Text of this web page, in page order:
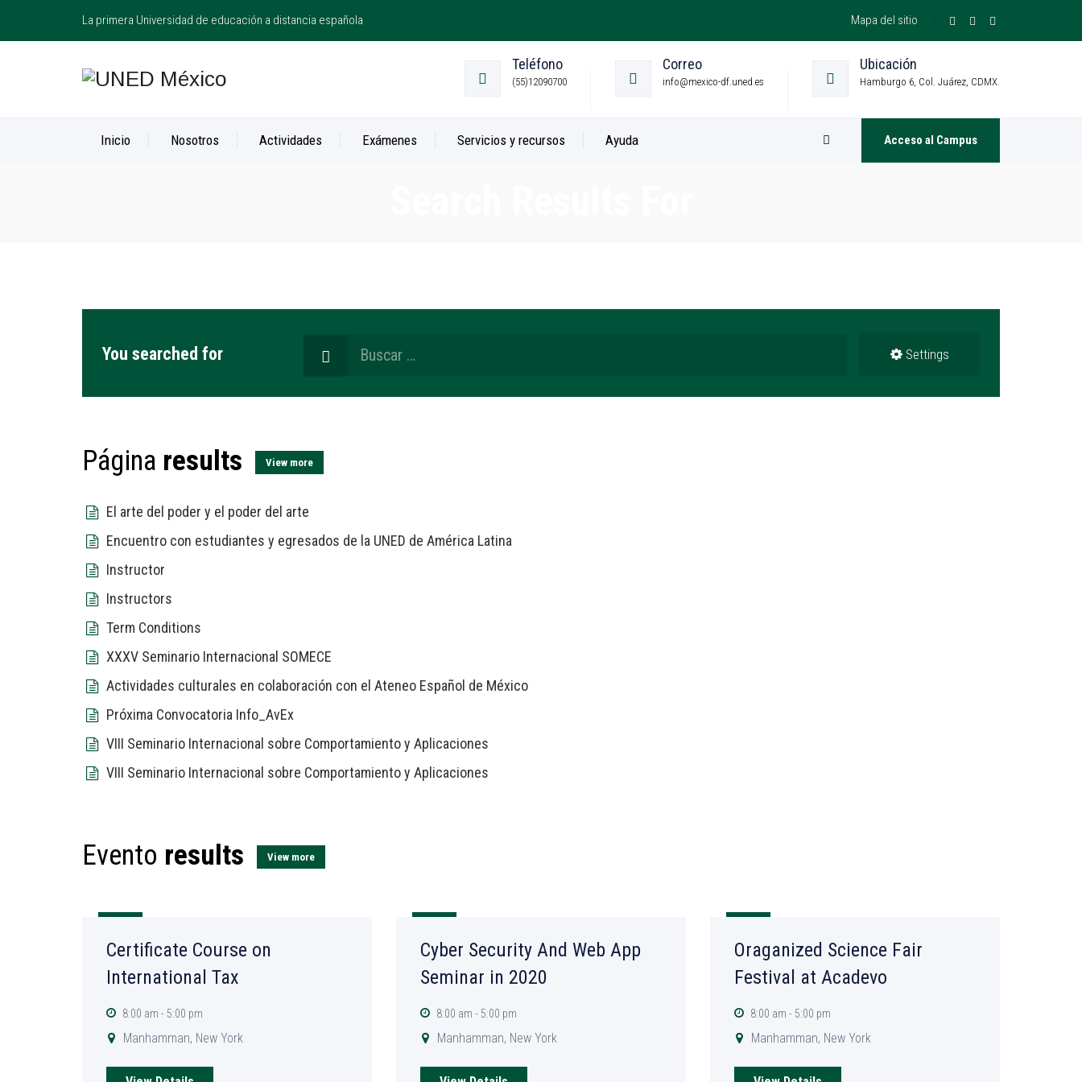
La primera Universidad de educación a distancia española Mapa del sitio
Teléfono
(55)12090700
Correo
info@mexico-df.uned.es
Ubicación
Hamburgo 6, Col. Juárez, CDMX.
Inicio Nosotros Actividades Exámenes Servicios y recursos Ayuda Acceso al Campus
You searched for Settings
Página results View more
El arte del poder y el poder del arte
Encuentro con estudiantes y egresados de la UNED de América Latina
Instructor
Instructors
Term Conditions
XXXV Seminario Internacional SOMECE
Actividades culturales en colaboración con el Ateneo Español de México
Próxima Convocatoria Info_AvEx
VIII Seminario Internacional sobre Comportamiento y Aplicaciones
VIII Seminario Internacional sobre Comportamiento y Aplicaciones
Evento results View more
MAY
Certificate Course on
International Tax
8:00 am - 5:00 pm
Manhamman, New York
AGO
Cyber Security And Web App
Seminar in 2020
8:00 am - 5:00 pm
Manhamman, New York
SEP
Oraganized Science Fair
Festival at Acadevo
8:00 am - 5:00 pm
Manhamman, New York